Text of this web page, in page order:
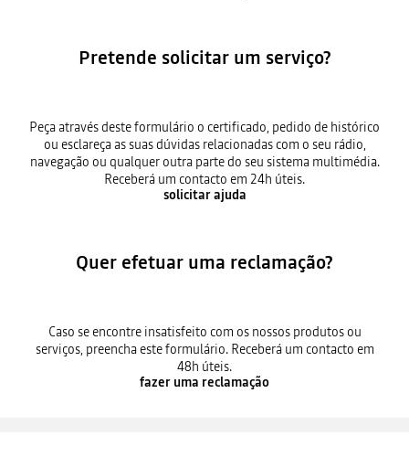
Pretende solicitar um serviço?
Peça através deste formulário o certificado, pedido de histórico
ou esclareça as suas dúvidas relacionadas com o seu rádio,
navegação ou qualquer outra parte do seu sistema multimédia.
Receberá um contacto em 24h úteis.
solicitar ajuda
Quer efetuar uma reclamação?
Caso se encontre insatisfeito com os nossos produtos ou
serviços, preencha este formulário. Receberá um contacto em
48h úteis.
fazer uma reclamação